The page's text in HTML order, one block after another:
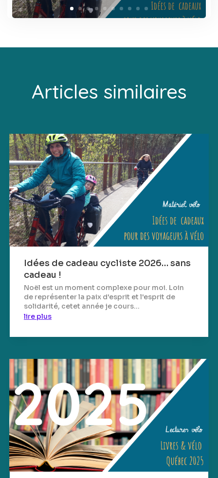
Articles similaires
Idées de cadeau cycliste 2026… sans
cadeau !
Noël est un moment complexe pour moi. Loin
de représenter la paix d'esprit et l'esprit de
solidarité, cetet année je cours...
lire plus